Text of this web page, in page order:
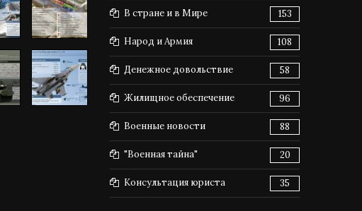
В стране и в Мире 153
Народ и Армия 108
Денежное довольствие 58
Жилищное обеспечение 96
Военные новости 88
"Военная тайна" 20
Консультация юриста 35